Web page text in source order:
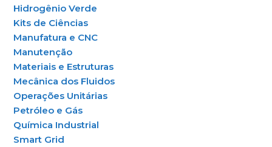
Hidrogênio Verde
Kits de Ciências
Manufatura e CNC
Manutenção
Materiais e Estruturas
Mecânica dos Fluidos
Operações Unitárias
Petróleo e Gás
Química Industrial
Smart Grid